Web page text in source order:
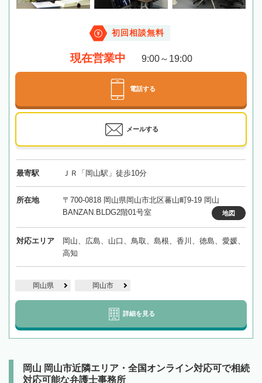
初回相談無料
現在営業中 9:00～19:00
電話する
メールする
最寄駅 ＪＲ「岡山駅」徒歩10分
所在地
〒700-0818 岡山県岡山市北区蕃山町9-19 岡山
BANZAN.BLDG2階01号室
地図
対応エリア
岡山、広島、山口、鳥取、島根、香川、徳島、愛媛、
高知
岡山県 岡山市
詳細を見る
岡山 岡山市近隣エリア・全国オンライン対応可で相続
対応可能な弁護士事務所